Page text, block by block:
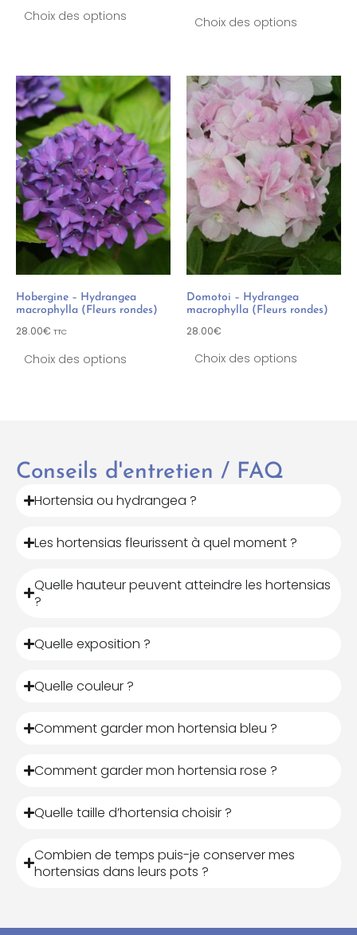
Choix des options Choix des options
Hobergine – Hydrangea
macrophylla (Fleurs rondes)
28.00€ TTC
Choix des options
Domotoi – Hydrangea
macrophylla (Fleurs rondes)
28.00€
Choix des options
Conseils d'entretien / FAQ
Hortensia ou hydrangea ?
Les hortensias fleurissent à quel moment ?
Quelle hauteur peuvent atteindre les hortensias
?
Quelle exposition ?
Quelle couleur ?
Comment garder mon hortensia bleu ?
Comment garder mon hortensia rose ?
Quelle taille d’hortensia choisir ?
Combien de temps puis-je conserver mes
hortensias dans leurs pots ?